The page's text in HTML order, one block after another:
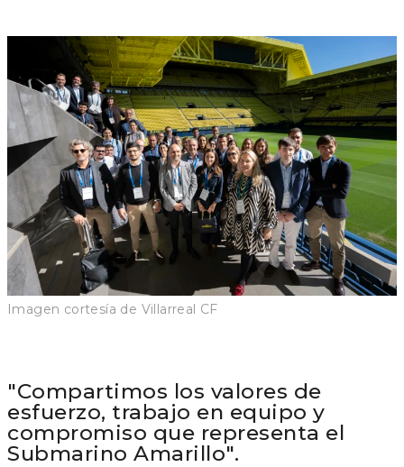
Imagen cortesía de Villarreal CF
"Compartimos los valores de
esfuerzo, trabajo en equipo y
compromiso que representa el
Submarino Amarillo".